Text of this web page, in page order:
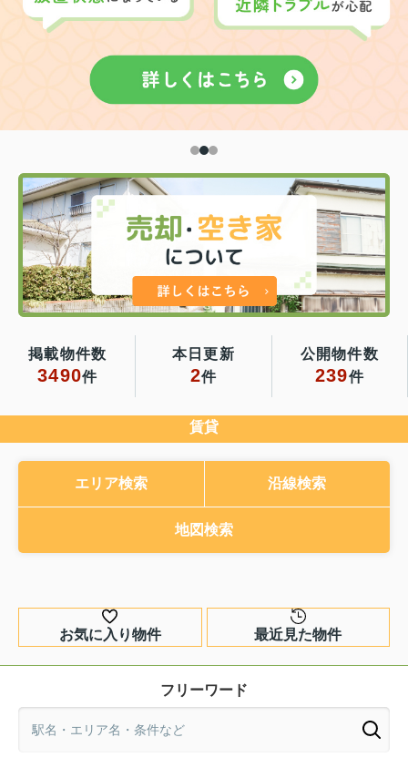
掲載物件数
3490件
本日更新
2件
公開物件数
239件
賃貸
エリア検索 沿線検索
地図検索
お気に入り物件 最近見た物件
フリーワード